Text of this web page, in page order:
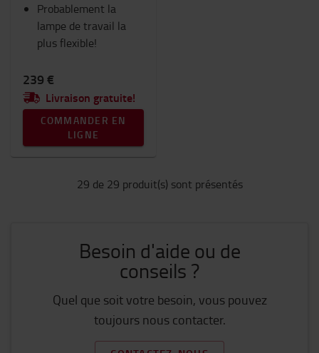
Probablement la
lampe de travail la
plus flexible!
239 €
Livraison gratuite!
COMMANDER EN
LIGNE
29 de 29 produit(s) sont présentés
Besoin d'aide ou de
conseils ?
Quel que soit votre besoin, vous pouvez
toujours nous contacter.